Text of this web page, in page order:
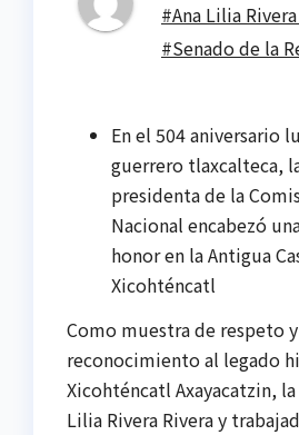
#Ana Lilia
#Senado de la
En el 504 aniversario
guerrero tlaxcalteca,
presidenta de la
Nacional encabezó
honor en la Antigua
Xicohténcatl
Como muestra de respeto y
reconocimiento al legado
Xicohténcatl Axayacatzin, la
Lilia Rivera Rivera y